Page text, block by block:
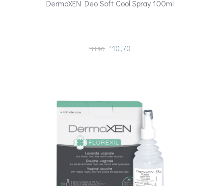
DermoXEN Deo Soft Cool Spray 100ml
€11,90 € 10,70